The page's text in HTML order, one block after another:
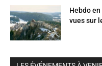
Hebdo
vues sur